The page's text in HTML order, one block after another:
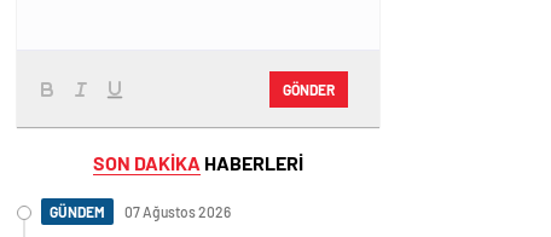
GÖNDER
SON DAKİKA HABERLERİ
GÜNDEM 07 Ağustos 2026